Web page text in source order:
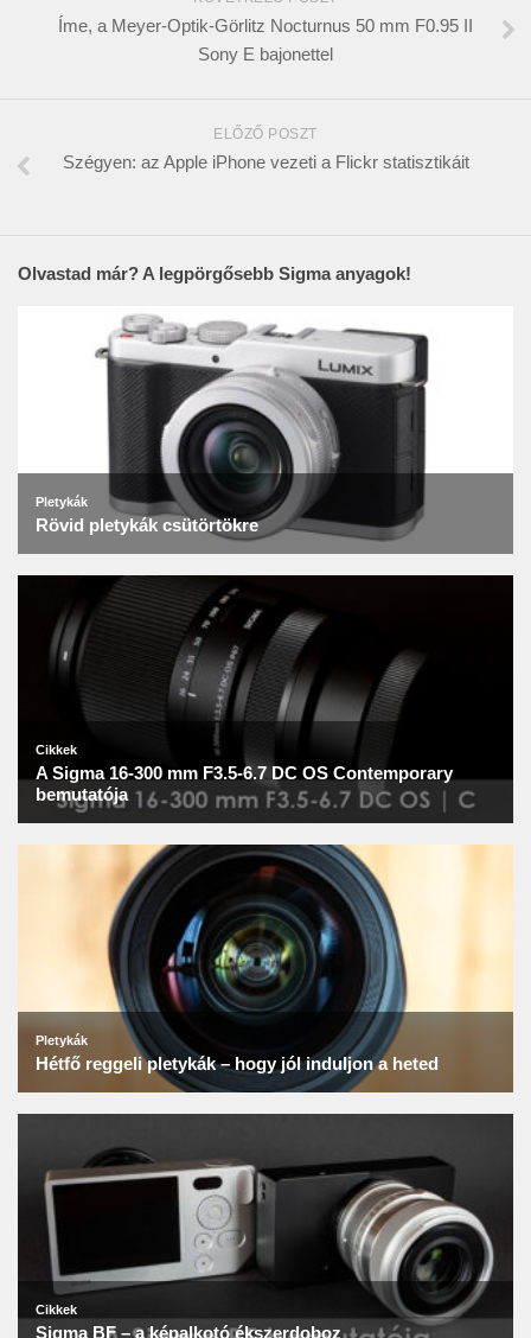
Íme, a Meyer-Optik-Görlitz Nocturnus 50 mm F0.95 II
Sony E bajonettel
ELŐZŐ POSZT
Szégyen: az Apple iPhone vezeti a Flickr statisztikáit
Olvastad már? A legpörgősebb Sigma anyagok!